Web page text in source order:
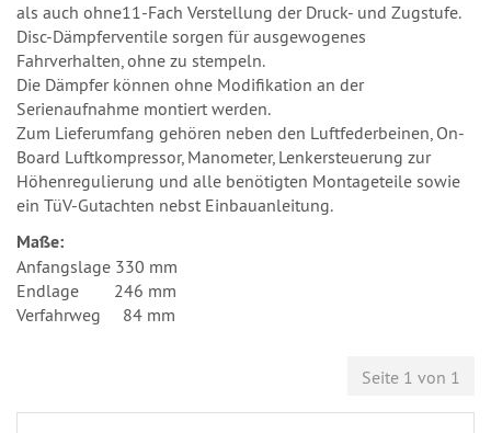
als auch ohne11-Fach Verstellung der Druck- und Zugstufe.
Disc-Dämpferventile sorgen für ausgewogenes
Fahrverhalten, ohne zu stempeln.
Die Dämpfer können ohne Modifikation an der
Serienaufnahme montiert werden.
Zum Lieferumfang gehören neben den Luftfederbeinen, On-
Board Luftkompressor, Manometer, Lenkersteuerung zur
Höhenregulierung und alle benötigten Montageteile sowie
ein TüV-Gutachten nebst Einbauanleitung.
Maße:
Anfangslage 330 mm
Endlage 246 mm
Verfahrweg 84 mm
Seite 1 von 1